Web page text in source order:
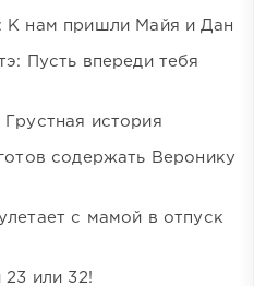
К нам пришли Майя и Дан
Пусть впереди тебя
история
содержать Веронику
с мамой в отпуск
или 32!